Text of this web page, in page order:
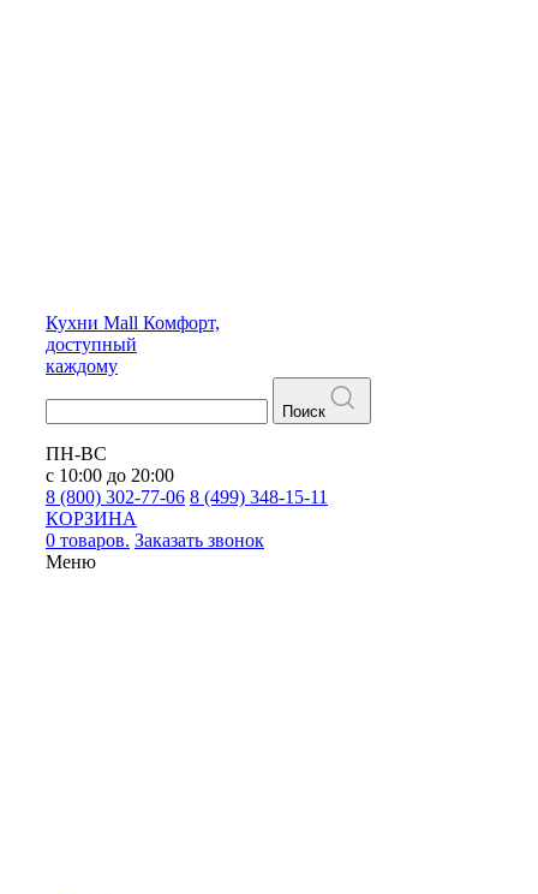
Кухни Mall Комфорт,
доступный
каждому
Поиск
ПН-ВС
с 10:00 до 20:00
8 (800) 302-77-06 8 (499) 348-15-11
КОРЗИНА
0 товаров. Заказать звонок
Меню